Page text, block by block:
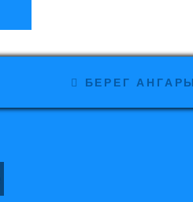
БЕРЕГ АНГАРЫ